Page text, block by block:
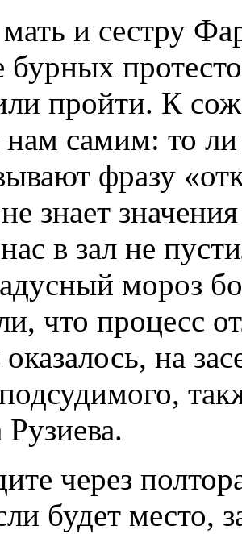
и сестру
бурных
пройти. К
самим: то
фразу
знает
в зал не
мороз
что процесс
на
через
будет место,